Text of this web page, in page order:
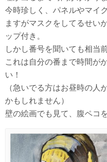
今時珍しく、パネルやマイ
ますがマスクをしてるせい
ップ付き。
しかし番号を聞いても相当
これは自分の番まで時間が
い！
（急いでる方はお昼時の人
かもしれません）
壁の絵画でも見て、腹ペコ